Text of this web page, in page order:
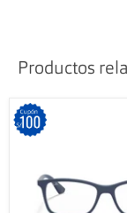
Productos